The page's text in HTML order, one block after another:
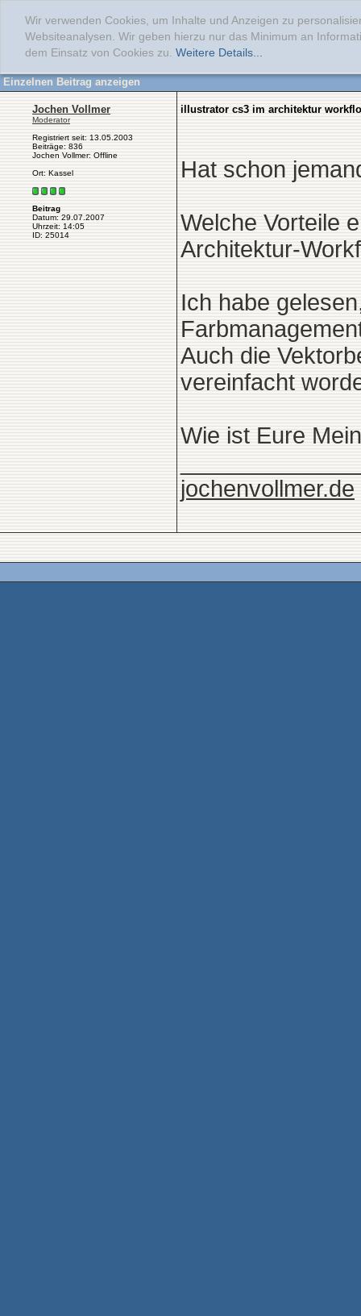
Wir verwenden Cookies, um Inhalte und Anzeigen zu
Websiteanalysen. Wir geben hierzu nur das Minimum an
dem Einsatz von Cookies zu. Weitere Details...
Einzelnen Beitrag anzeigen
Jochen Vollmer
Moderator
Registriert seit: 13.05.2003
Beiträge: 836
Jochen Vollmer: Offline
Ort: Kassel
Beitrag
Datum: 29.07.2007
Uhrzeit: 14:05
ID: 25014
illustrator cs3 im architektur
Hat schon
Welche Vorteile
Architektur-
Ich habe
Auch die
vereinfacht
Wie ist Eure
jochenvollmer.de